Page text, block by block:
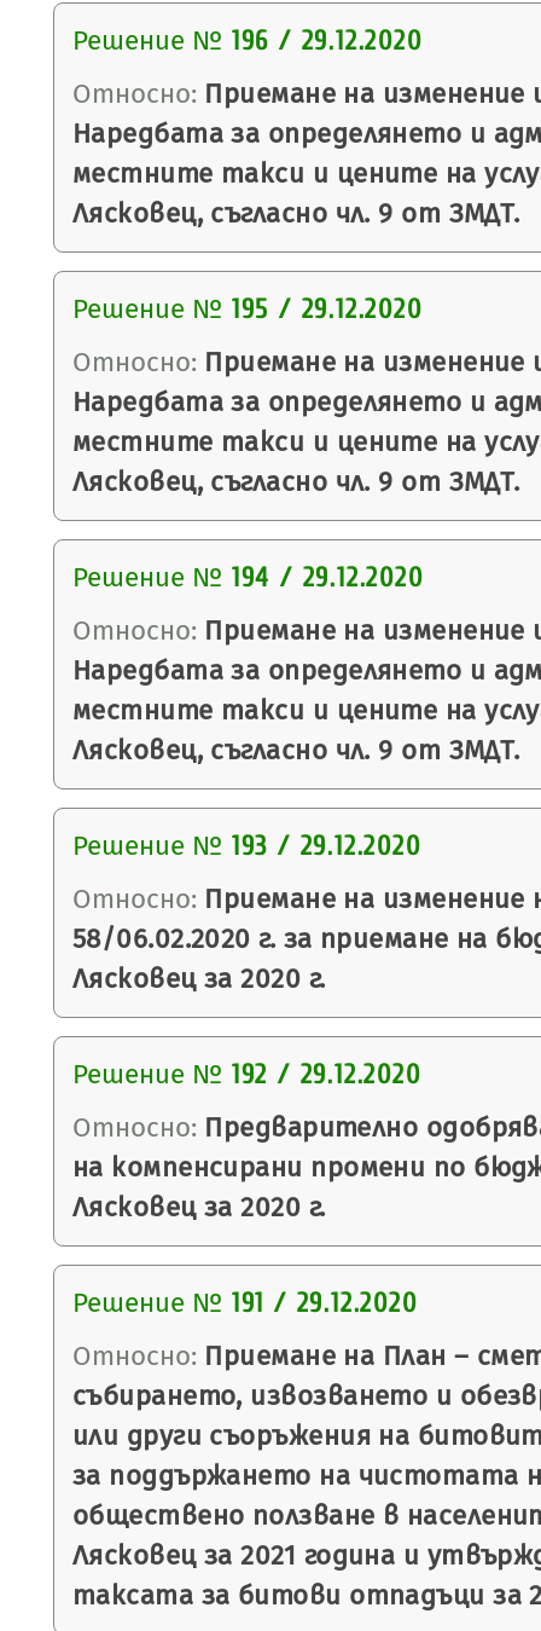
Решение № 196 / 29.12.2020
Относно: Приемане на изменение
Наредбата за определянето и
местните такси и цените на
Лясковец, съгласно чл. 9 от ЗМДТ.
Решение № 195 / 29.12.2020
Относно: Приемане на изменение
Наредбата за определянето и
местните такси и цените на
Лясковец, съгласно чл. 9 от ЗМДТ.
Решение № 194 / 29.12.2020
Относно: Приемане на изменение
Наредбата за определянето и
местните такси и цените на
Лясковец, съгласно чл. 9 от ЗМДТ.
Решение № 193 / 29.12.2020
Относно: Приемане на
58/06.02.2020 г. за приемане на
Лясковец за 2020 г.
Решение № 192 / 29.12.2020
Относно: Предварително
на компенсирани промени по
Лясковец за 2020 г.
Решение № 191 / 29.12.2020
Относно: Приемане на План –
събирането, извозването и
или други съоръжения на
за поддържането на чистотата
обществено ползване в
Лясковец за 2021 година и
таксата за битови отпадъци за